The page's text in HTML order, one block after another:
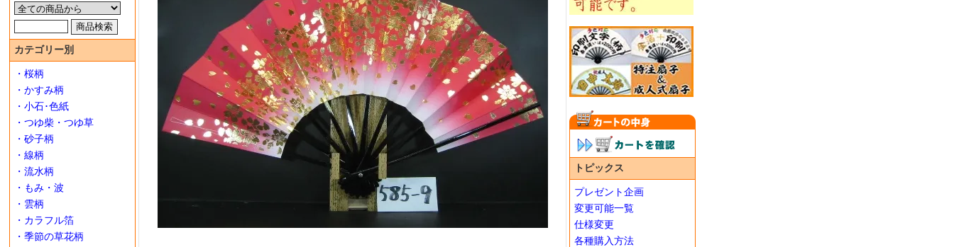
カテゴリー別
・桜柄
・かすみ柄
・小石･色紙
・つゆ柴・つゆ草
・砂子柄
・線柄
・流水柄
・もみ・波
・雲柄
・カラフル箔
・季節の草花柄
トピックス
プレゼント企画
変更可能一覧
仕様変更
各種購入方法